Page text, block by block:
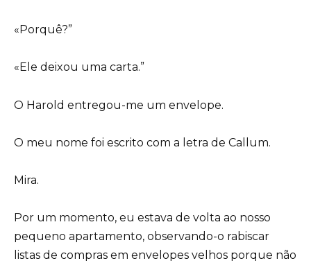
«Porquê?”
«Ele deixou uma carta.”
O Harold entregou-me um envelope.
O meu nome foi escrito com a letra de Callum.
Mira.
Por um momento, eu estava de volta ao nosso
pequeno apartamento, observando-o rabiscar
listas de compras em envelopes velhos porque não